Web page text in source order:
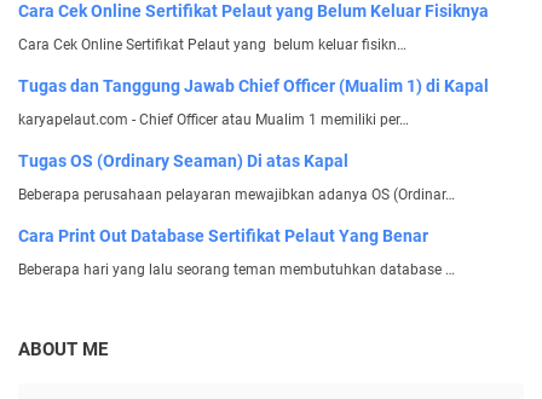
Cara Cek Online Sertifikat Pelaut yang Belum Keluar Fisiknya
Cara Cek Online Sertifikat Pelaut yang belum keluar fisikn…
Tugas dan Tanggung Jawab Chief Officer (Mualim 1) di Kapal
karyapelaut.com - Chief Officer atau Mualim 1 memiliki per…
Tugas OS (Ordinary Seaman) Di atas Kapal
Beberapa perusahaan pelayaran mewajibkan adanya OS (Ordinar…
Cara Print Out Database Sertifikat Pelaut Yang Benar
Beberapa hari yang lalu seorang teman membutuhkan database …
ABOUT ME